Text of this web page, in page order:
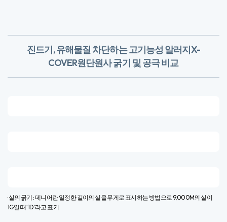
진드기, 유해물질 차단하는 고기능성 알러지X-
COVER원단​원사 굵기 및 공극 비교
· 실의 굵기 : 데니어란 일정한 길이의 실을 무게로 표시하는 방법으로 9,000M의 실이
1G일 때 ‘1D’라고 표기​